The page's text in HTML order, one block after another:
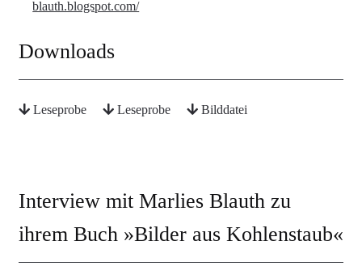
blauth.blogspot.com/
Downloads
Leseprobe Leseprobe Bilddatei
Interview mit Marlies Blauth zu
ihrem Buch »Bilder aus Kohlenstaub«